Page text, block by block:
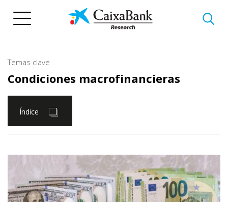
Temas clave
Condiciones macrofinancieras
Índice